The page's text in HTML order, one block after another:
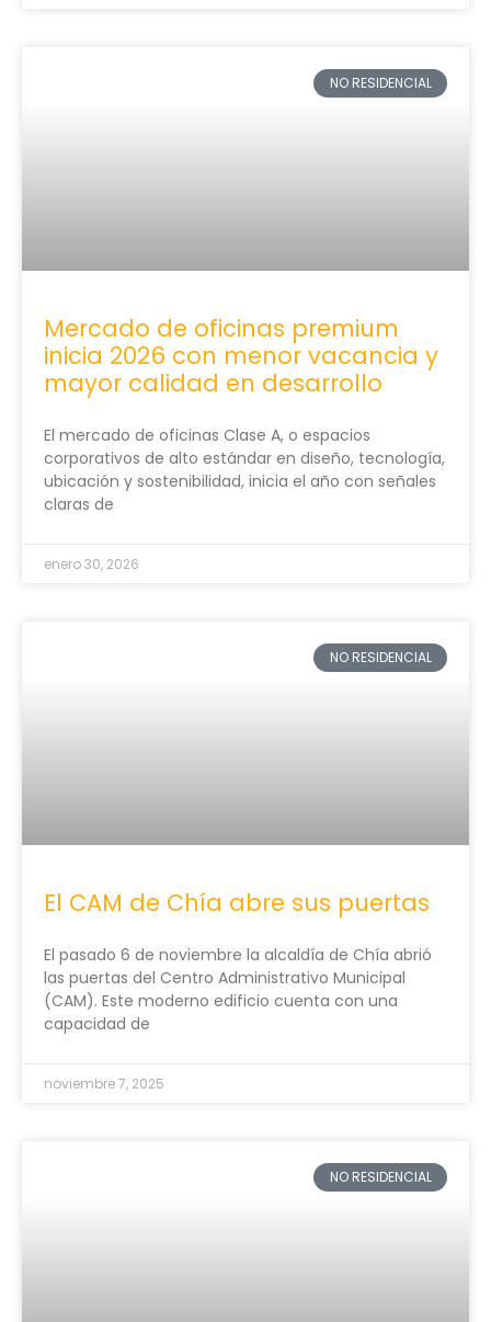
NO RESIDENCIAL
Mercado de oficinas premium
inicia 2026 con menor vacancia y
mayor calidad en desarrollo
El mercado de oficinas Clase A, o espacios
corporativos de alto estándar en diseño, tecnología,
ubicación y sostenibilidad, inicia el año con señales
claras de
enero 30, 2026
NO RESIDENCIAL
El CAM de Chía abre sus puertas
El pasado 6 de noviembre la alcaldía de Chía abrió
las puertas del Centro Administrativo Municipal
(CAM). Este moderno edificio cuenta con una
capacidad de
noviembre 7, 2025
NO RESIDENCIAL